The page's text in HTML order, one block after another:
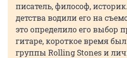
писатель, философ,
детства водили его на
это определило его выбор
гитаре, короткое время
группы Rolling Stones и